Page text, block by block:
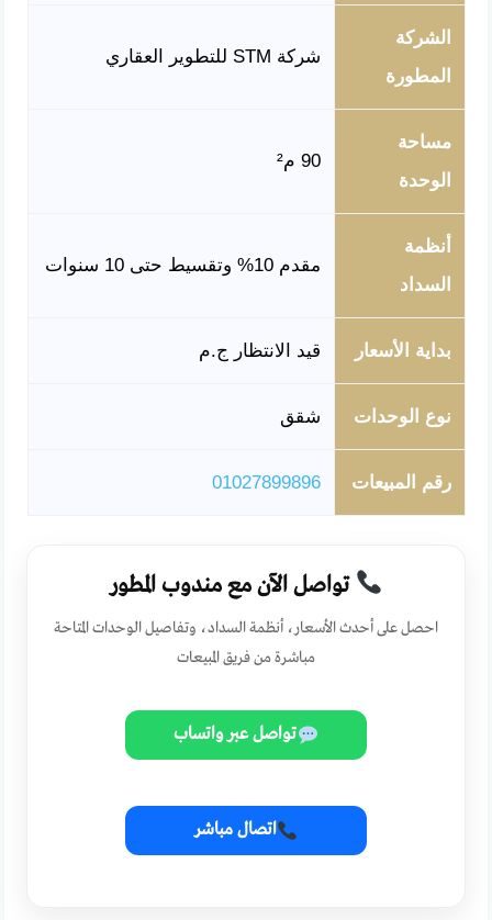
الشركة
المطورة
شركة STM للتطوير العقاري
مساحة
الوحدة
90 م²
أنظمة
السداد
مقدم 10% وتقسيط حتى 10 سنوات
بداية الأسعار قيد الانتظار ج.م
نوع الوحدات شقق
رقم المبيعات 01027899896
تواصل الآن مع مندوب المطور
احصل على أحدث الأسعار، أنظمة السداد، وتفاصيل الوحدات المتاحة
مباشرة من فريق المبيعات
تواصل عبر واتساب
اتصال مباشر